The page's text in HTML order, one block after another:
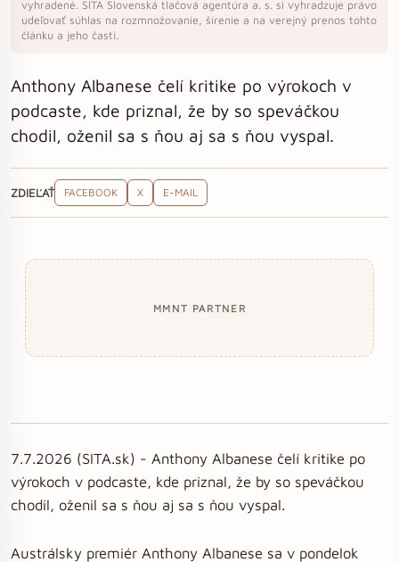
vyhradené. SITA Slovenská tlačová agentúra a. s. si vyhradzuje právo
udeľovať súhlas na rozmnožovanie, šírenie a na verejný prenos tohto
článku a jeho častí.
Anthony Albanese čelí kritike po výrokoch v
podcaste, kde priznal, že by so speváčkou
chodil, oženil sa s ňou aj sa s ňou vyspal.
ZDIEĽAŤ FACEBOOK X E-MAIL
MMNT PARTNER
7.7.2026 (SITA.sk) - Anthony Albanese čelí kritike po
výrokoch v podcaste, kde priznal, že by so speváčkou
chodil, oženil sa s ňou aj sa s ňou vyspal.
Austrálsky premiér Anthony Albanese sa v pondelok